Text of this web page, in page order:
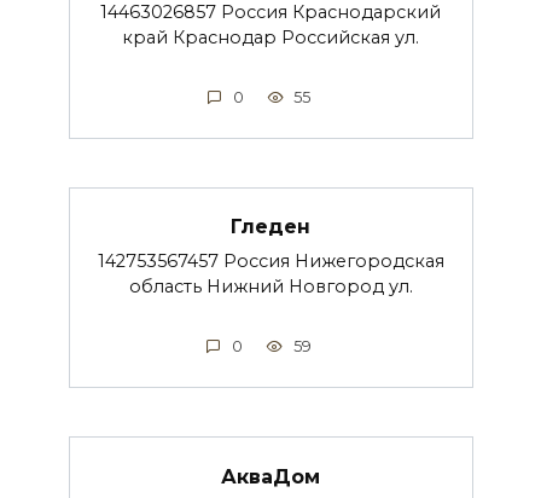
14463026857 Россия Краснодарский
край Краснодар Российская ул.
0 55
Гледен
142753567457 Россия Нижегородская
область Нижний Новгород ул.
0 59
АкваДом